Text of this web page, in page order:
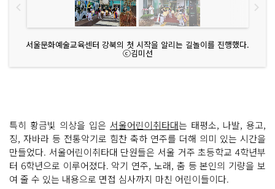
서울문화예술교육센터 강북의 첫 시작을 알리는 길놀이를 진행했다.
ⓒ김미선
특히 황금빛 의상을 입은 서울어린이취타대는 태평소, 나발, 용고,
징, 자바라 등 전통악기로 힘찬 축하 연주를 더해 의미 있는 시간을
만들었다. 서울어린이취타대 단원들은 서울 거주 초등학교 4학년부
터 6학년으로 이루어졌다. 악기 연주, 노래, 춤 등 본인의 기량을 보
여 줄 수 있는 내용으로 면접 심사까지 마친 어린이들이다.